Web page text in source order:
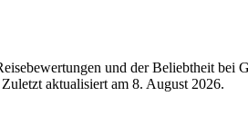
und der Beliebtheit bei
aktualisiert am 8. August 2026.